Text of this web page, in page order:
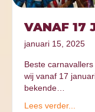
VANAF 17
januari 15, 2025
Beste
wij vanaf 17
bekende…
Lees verder...